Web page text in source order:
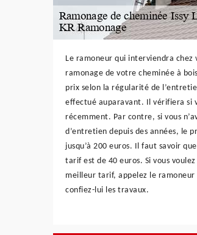
Le ramoneur qui interviendra chez
ramonage de votre cheminée à
prix selon la régularité de
effectué auparavant. Il vérifiera si
récemment. Par contre, si vous
d’entretien depuis des années, le
jusqu’à 200 euros. Il faut savoir
tarif est de 40 euros. Si vous
meilleur tarif, appelez le ramoneur
confiez-lui les travaux.